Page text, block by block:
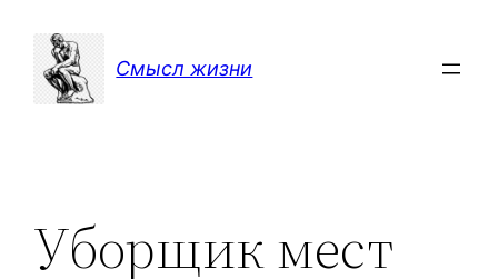
содержимому
Смысл жизни
Уборщик мест